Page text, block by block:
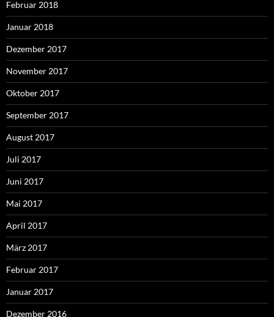
Februar 2018
Januar 2018
Dezember 2017
November 2017
Oktober 2017
September 2017
August 2017
Juli 2017
Juni 2017
Mai 2017
April 2017
März 2017
Februar 2017
Januar 2017
Dezember 2016